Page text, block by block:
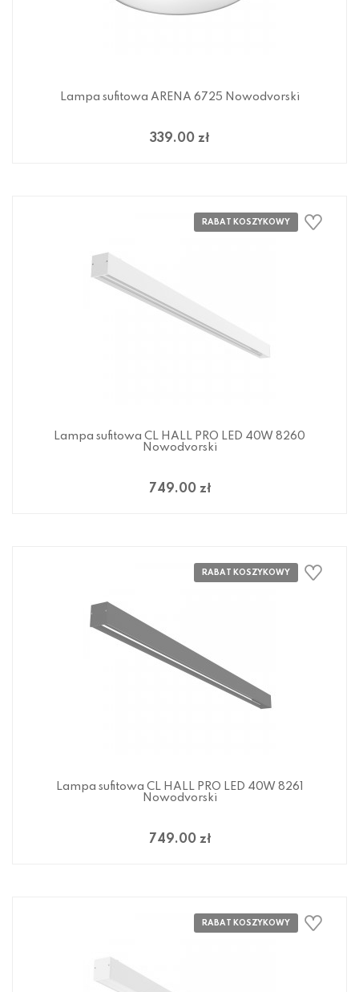
Lampa sufitowa ARENA 6725 Nowodvorski
339.00 zł
Lampa sufitowa CL HALL PRO LED 40W 8260
Nowodvorski
749.00 zł
Lampa sufitowa CL HALL PRO LED 40W 8261
Nowodvorski
749.00 zł